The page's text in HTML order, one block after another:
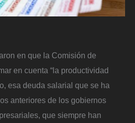
en que la Comisión de
en cuenta “la productividad
esa deuda salarial que se ha
anteriores de los gobiernos
que siempre han